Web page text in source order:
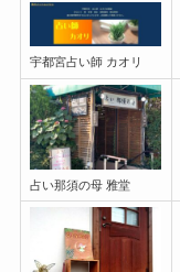
宇都宮占い師 カオリ
占い那須の母 雅堂